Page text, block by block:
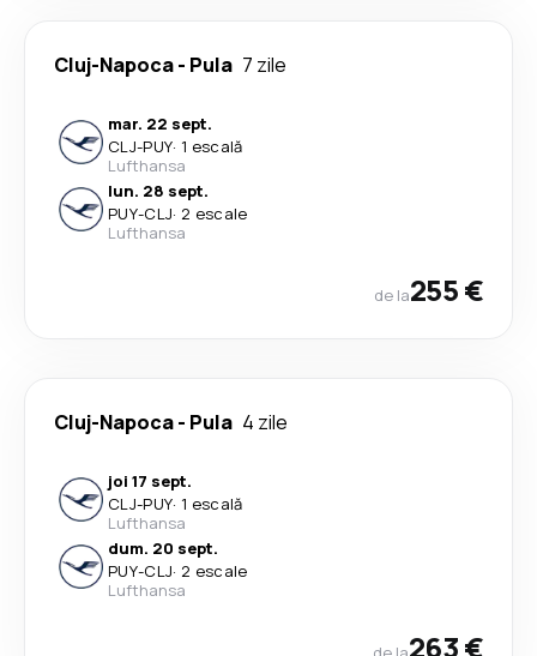
Cluj-Napoca- Pula 7 zile
mar. 22 sept.
CLJ-PUY· 1 escală
Lufthansa
lun. 28 sept.
PUY-CLJ· 2 escale
Lufthansa
de la255 €
Cluj-Napoca- Pula 4 zile
joi 17 sept.
CLJ-PUY· 1 escală
Lufthansa
dum. 20 sept.
PUY-CLJ· 2 escale
Lufthansa
263 €